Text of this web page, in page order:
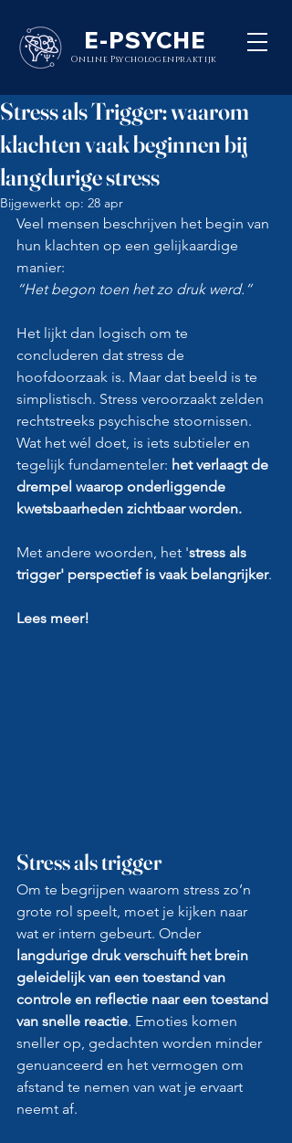
E-PSYCHE
Online Psychologenpraktijk
Stress als Trigger: waarom
klachten vaak beginnen bij
langdurige stress
Bijgewerkt op: 28 apr
Veel mensen beschrijven het begin van
hun klachten op een gelijkaardige
manier:
“Het begon toen het zo druk werd.”
Het lijkt dan logisch om te
concluderen dat stress de
hoofdoorzaak is. Maar dat beeld is te
simplistisch. Stress veroorzaakt zelden
rechtstreeks psychische stoornissen.
Wat het wél doet, is iets subtieler en
tegelijk fundamenteler: het verlaagt de
drempel waarop onderliggende
kwetsbaarheden zichtbaar worden.
Met andere woorden, het 'stress als
trigger' perspectief is vaak belangrijker.
Lees meer!
Stress als trigger
Om te begrijpen waarom stress zo’n
grote rol speelt, moet je kijken naar
wat er intern gebeurt. Onder
langdurige druk verschuift het brein
geleidelijk van een toestand van
controle en reflectie naar een toestand
van snelle reactie. Emoties komen
sneller op, gedachten worden minder
genuanceerd en het vermogen om
afstand te nemen van wat je ervaart
neemt af.